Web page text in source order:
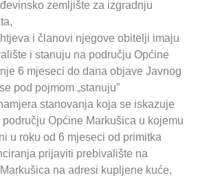
zemljište za izgradnju
i članovi njegove obitelji imaju
i stanuju na području Općine
6 mjeseci do dana objave Javnog
pod pojmom „stanuju”
stanovanja koja se iskazuje
Općine Markušica u kojemu
u roku od 6 mjeseci od primitka
prijaviti prebivalište na
na adresi kupljene kuće,